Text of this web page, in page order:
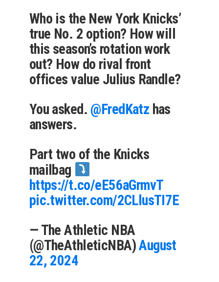
Who is the New York Knicks’
true No. 2 option? How will
this season’s rotation work
out? How do rival front
offices value Julius Randle?
You asked. @FredKatz has
answers.
Part two of the Knicks
mailbag
https://t.co/eE56aGrmvT
pic.twitter.com/2CLlusTI7E
— The Athletic NBA
(@TheAthleticNBA)August
22, 2024